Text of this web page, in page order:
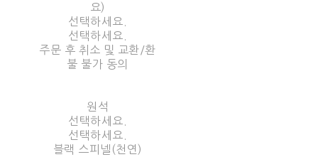
요)
선택하세요.
선택하세요.
주문 후 취소 및 교환/환
불 불가 동의
원석
선택하세요.
선택하세요.
블랙 스피넬(천연)